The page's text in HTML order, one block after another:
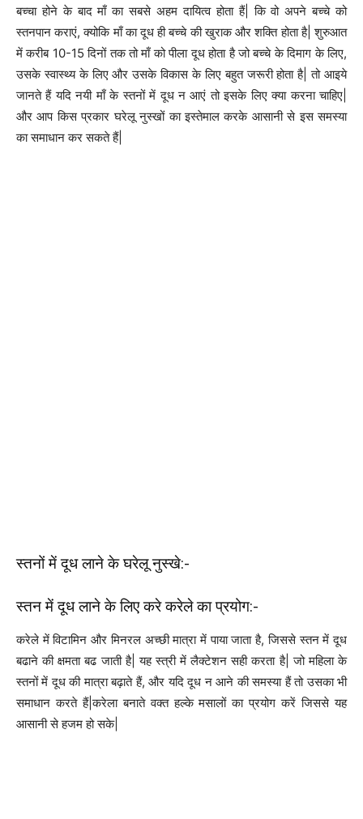
बच्चा होने के बाद माँ का सबसे अहम दायित्व होता हैं| कि वो अपने बच्चे को
स्तनपान कराएं, क्योकि माँ का दूध ही बच्चे की खुराक और शक्ति होता है| शुरुआत
में करीब 10-15 दिनों तक तो माँ को पीला दूध होता है जो बच्चे के दिमाग के लिए,
उसके स्वास्थ्य के लिए और उसके विकास के लिए बहुत जरूरी होता है| तो आइये
जानते हैं यदि नयी माँ के स्तनों में दूध न आएं तो इसके लिए क्या करना चाहिए|
और आप किस प्रकार घरेलू नुस्खों का इस्तेमाल करके आसानी से इस समस्या
का समाधान कर सकते हैं|
स्तनों में दूध लाने के घरेलू नुस्खे:-
स्तन में दूध लाने के लिए करे करेले का प्रयोग:-
करेले में विटामिन और मिनरल अच्‍छी मात्रा में पाया जाता है, जिससे स्तन में दूध
बढाने की क्षमता बढ जाती है| यह स्‍त्री में लैक्‍टेशन सही करता है| जो महिला के
स्तनों में दूध की मात्रा बढ़ाते हैं, और यदि दूध न आने की समस्या हैं तो उसका भी
समाधान करते हैं|करेला बनाते वक्‍त हल्‍के मसालों का प्रयोग करें जिससे यह
आसानी से हजम हो सके|